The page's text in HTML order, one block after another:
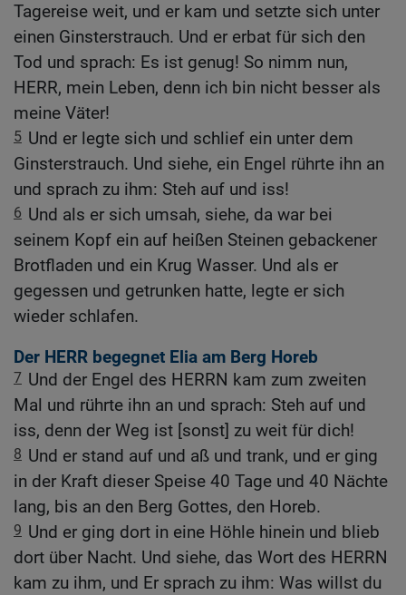
Tagereise weit, und er kam und setzte sich unter
einen Ginsterstrauch. Und er erbat für sich den
Tod und sprach: Es ist genug! So nimm nun,
HERR, mein Leben, denn ich bin nicht besser als
meine Väter!
5 Und er legte sich und schlief ein unter dem
Ginsterstrauch. Und siehe, ein Engel rührte ihn an
und sprach zu ihm: Steh auf und iss!
6 Und als er sich umsah, siehe, da war bei
seinem Kopf ein auf heißen Steinen gebackener
Brotfladen und ein Krug Wasser. Und als er
gegessen und getrunken hatte, legte er sich
wieder schlafen.
Der HERR begegnet Elia am Berg Horeb
7 Und der Engel des HERRN kam zum zweiten
Mal und rührte ihn an und sprach: Steh auf und
iss, denn der Weg ist [sonst] zu weit für dich!
8 Und er stand auf und aß und trank, und er ging
in der Kraft dieser Speise 40 Tage und 40 Nächte
lang, bis an den Berg Gottes, den Horeb.
9 Und er ging dort in eine Höhle hinein und blieb
dort über Nacht. Und siehe, das Wort des HERRN
kam zu ihm, und Er sprach zu ihm: Was willst du